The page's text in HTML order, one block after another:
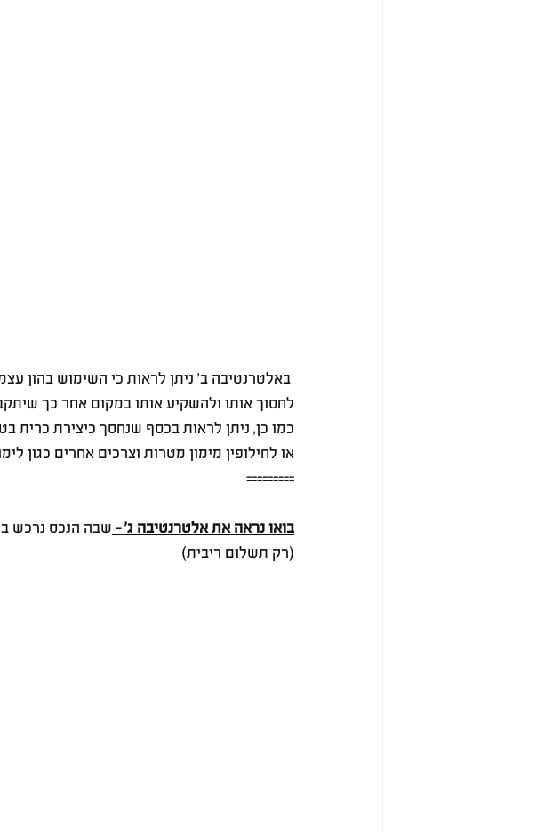
באלטרנטיבה ב' ניתן לראות כי השימוש בהון
לחסוך אותו ולהשקיע אותו במקום אחר כך
כמו כן, ניתן לראות בכסף שנחסך כיצירת כרית
או לחילופין מימון מטרות וצרכים אחרים כגון
=========
בואו נראה את אלטרנטיבה ג' - שבה הנכס נרכש
(רק תשלום ריבית)